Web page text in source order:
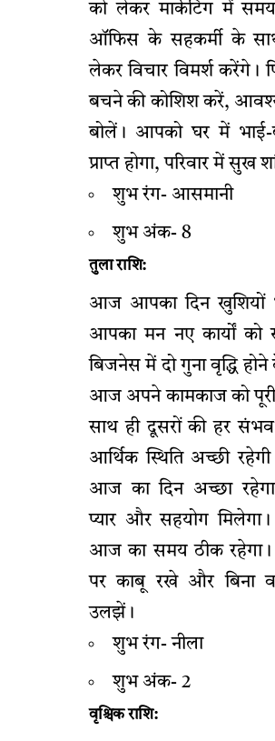
को लेकर मार्केटिंग में
ऑफिस के सहकर्मी के
लेकर विचार विमर्श करेंगे।
बचने की कोशिश करें,
बोलें। आपको घर में भाई-
प्राप्त होगा, परिवार में सुख
शुभ रंग- आसमानी
शुभ अंक- 8
तुला राशि:
आज आपका दिन खुशियों
आपका मन नए कार्यों को
बिजनेस में दो गुना वृद्धि
आज अपने कामकाज को पूरी
साथ ही दूसरों की हर
आर्थिक स्थिति अच्छी
आज का दिन अच्छा
प्यार और सहयोग
आज का समय ठीक
पर काबू रखे और बिना
उलझें।
शुभ रंग- नीला
शुभ अंक- 2
वृश्चिक राशि: